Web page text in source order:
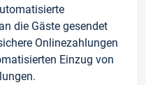
die Gäste gesendet
Onlinezahlungen
Einzug von